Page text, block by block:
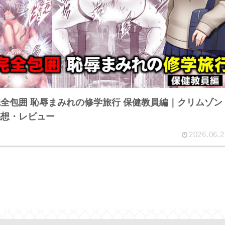
包囲 恥辱まみれの修学旅行 保健教員編｜クリムゾン
・レビュー